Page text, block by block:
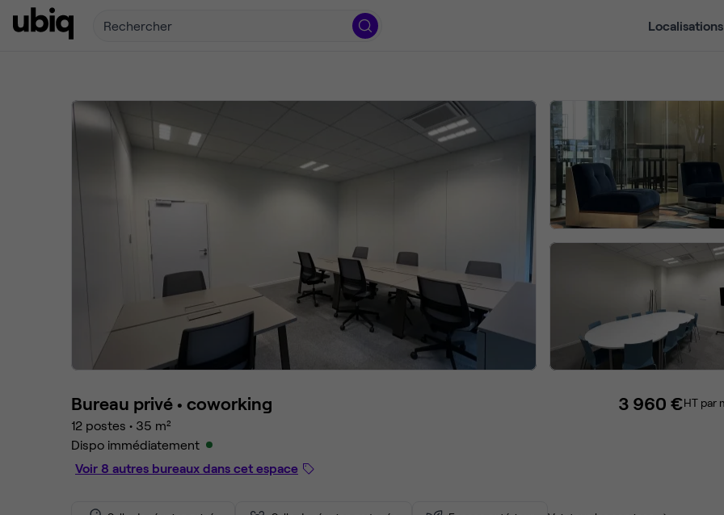
Rechercher Localisations
Bureau privé • coworking
12 postes • 35 m²
Dispo immédiatement
Voir 8 autres bureaux dans cet espace
3 960 €HT par